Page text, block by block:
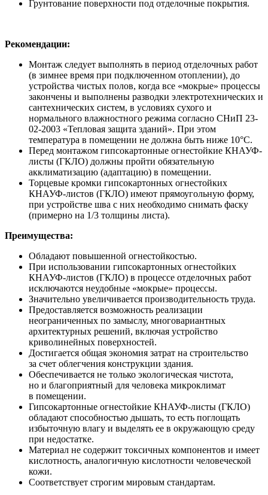
Грунтование поверхности под отделочные покрытия.
Рекомендации:
Монтаж следует выполнять в период отделочных работ
(в зимнее время при подключенном отоплении), до
устройства чистых полов, когда все «мокрые» процессы
закончены и выполнены разводки электротехнических и
сантехнических систем, в условиях сухого и
нормального влажностного режима согласно СНиП 23-
02-2003 «Тепловая защита зданий». При этом
температура в помещении не должна быть ниже 10°С.
Перед монтажом гипсокартонные огнестойкие КНАУФ-
листы (ГКЛО) должны пройти обязательную
акклиматизацию (адаптацию) в помещении.
Торцевые кромки гипсокартонных огнестойких
КНАУФ-листов (ГКЛО) имеют прямоугольную форму,
при устройстве шва с них необходимо снимать фаску
(примерно на 1/3 толщины листа).
Преимущества:
Обладают повышенной огнестойкостью.
При использовании гипсокартонных огнестойких
КНАУФ-листов (ГКЛО) в процессе отделочных работ
исключаются неудобные «мокрые» процессы.
Значительно увеличивается производительность труда.
Предоставляется возможность реализации
неограниченных по замыслу, многовариантных
архитектурных решений, включая устройство
криволинейных поверхностей.
Достигается общая экономия затрат на строительство
за счет облегчения конструкции здания.
Обеспечивается не только экологическая чистота,
но и благоприятный для человека микроклимат
в помещении.
Гипсокартонные огнестойкие КНАУФ-листы (ГКЛО)
обладают способностью дышать, то есть поглощать
избыточную влагу и выделять ее в окружающую среду
при недостатке.
Материал не содержит токсичных компонентов и имеет
кислотность, аналогичную кислотности человеческой
кожи.
Соответствует строгим мировым стандартам.